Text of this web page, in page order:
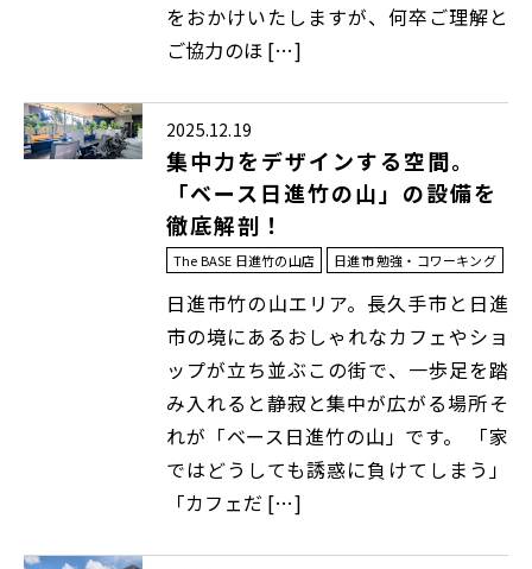
をおかけいたしますが、何卒ご理解と
ご協力のほ […]
2025.12.19
集中力をデザインする空間。
「ベース日進竹の山」の設備を
徹底解剖！
The BASE 日進竹の山店 日進市 勉強・コワーキング
日進市竹の山エリア。長久手市と日進
市の境にあるおしゃれなカフェやショ
ップが立ち並ぶこの街で、一歩足を踏
み入れると静寂と集中が広がる場所――そ
れが「ベース日進竹の山」です。 「家
ではどうしても誘惑に負けてしまう」
「カフェだ […]